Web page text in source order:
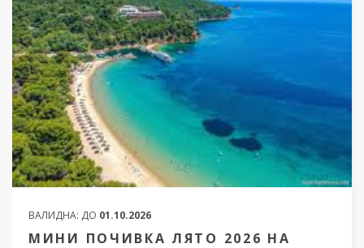
ВАЛИДНА: ДО 01.10.2026
МИНИ ПОЧИВКА ЛЯТО 2026 НА